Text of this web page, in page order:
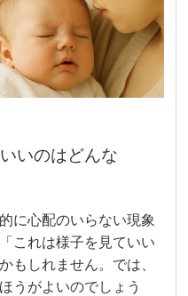
いのはどんな
に心配のいらない現象
これは様子を見ていい
もしれません。では、
うがよいのでしょう